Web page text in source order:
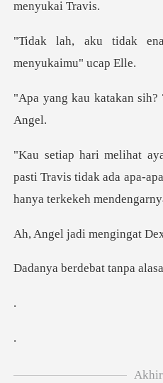
n sih?
pasti Travis tidak ada apa-
di mengingat
at tanpa